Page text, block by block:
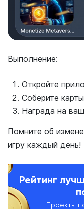
Выполнение:
Откройте
Соберите
Награда на
Помните об
игру каждый день!
Рейтинг
Проекты